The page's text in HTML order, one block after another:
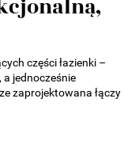
części łazienki –
jednocześnie
zaprojektowana łączy